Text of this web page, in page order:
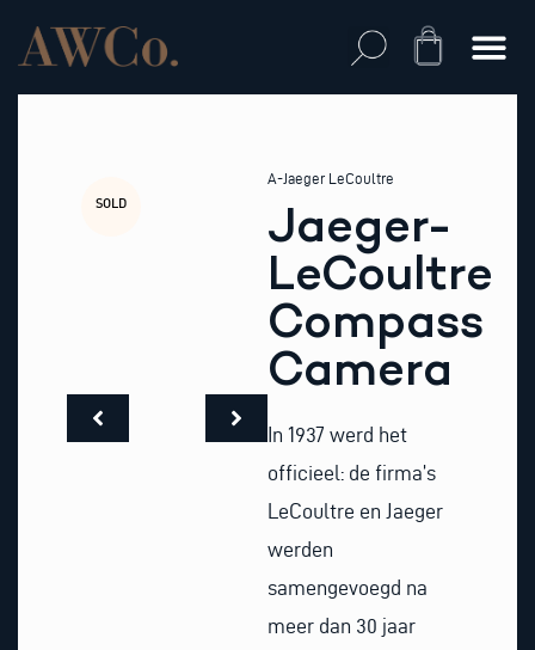
content
Cart
SOLD
A-Jaeger LeCoultre
Jaeger-
LeCoultre
Compass
Camera
In 1937 werd het
officieel: de firma’s
LeCoultre en Jaeger
werden
samengevoegd na
meer dan 30 jaar